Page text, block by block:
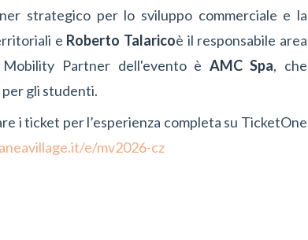
strategico per lo sviluppo commerciale e la
e Roberto Talaricoè il responsabile area
Partner dell'evento è AMC Spa, che
gli studenti.
i ticket per l’esperienza completa su TicketOne
e/mv2026-cz